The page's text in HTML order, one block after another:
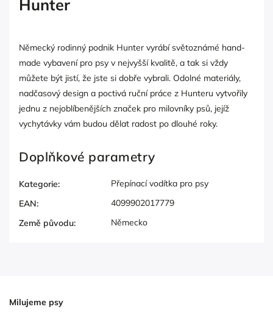
Hunter
Německý rodinný podnik Hunter vyrábí světoznámé hand-
made vybavení pro psy v nejvyšší kvalitě, a tak si vždy
můžete být jistí, že jste si dobře vybrali. Odolné materiály,
nadčasový design a poctivá ruční práce z Hunteru vytvořily
jednu z nejoblíbenějších značek pro milovníky psů, jejíž
vychytávky vám budou dělat radost po dlouhé roky.
Doplňkové parametry
Kategorie:
Přepínací vodítka pro psy
EAN:
4099902017779
Země původu: Německo
Milujeme psy